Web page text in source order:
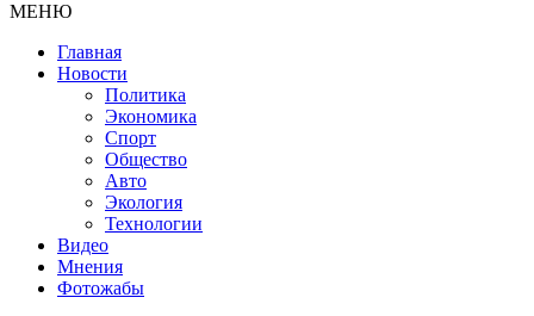
МЕНЮ
Главная
Новости
Политика
Экономика
Спорт
Общество
Авто
Экология
Технологии
Видео
Мнения
Фотожабы